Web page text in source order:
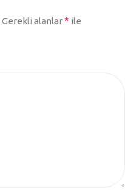
Gerekli alanlar* ile